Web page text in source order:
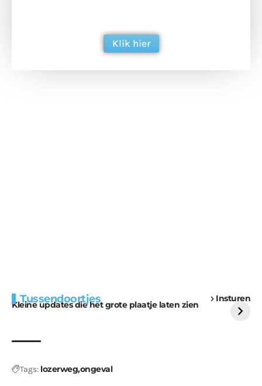
Klik hier
Tussendoortjes Insturen
Kleine updates die het grote plaatje laten zien
voor kabouters
uitdaging
Tags: lozerwegongeval